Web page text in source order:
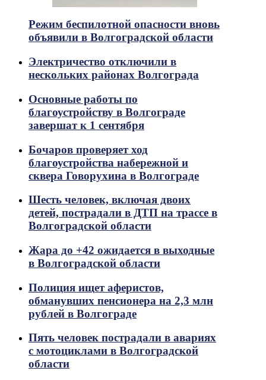
Режим беспилотной опасности вновь
объявили в Волгоградской области
Электричество отключили в
нескольких районах Волгограда
Основные работы по
благоустройству в Волгограде
завершат к 1 сентября
Бочаров проверяет ход
благоустройства набережной и
сквера Говорухина в Волгограде
Шесть человек, включая двоих
детей, пострадали в ДТП на трассе в
Волгоградской области
Жара до +42 ожидается в выходные
в Волгоградской области
Полиция ищет аферистов,
обманувших пенсионера на 2,3 млн
рублей в Волгограде
Пять человек пострадали в авариях
с мотоциклами в Волгоградской
области